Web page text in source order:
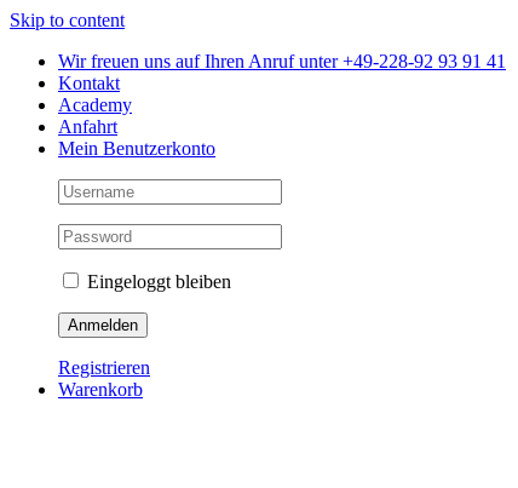
Skip to content
Wir freuen uns auf Ihren Anruf unter +49-228-92 93 91 41
Kontakt
Academy
Anfahrt
Mein Benutzerkonto
Eingeloggt bleiben
Registrieren
Warenkorb